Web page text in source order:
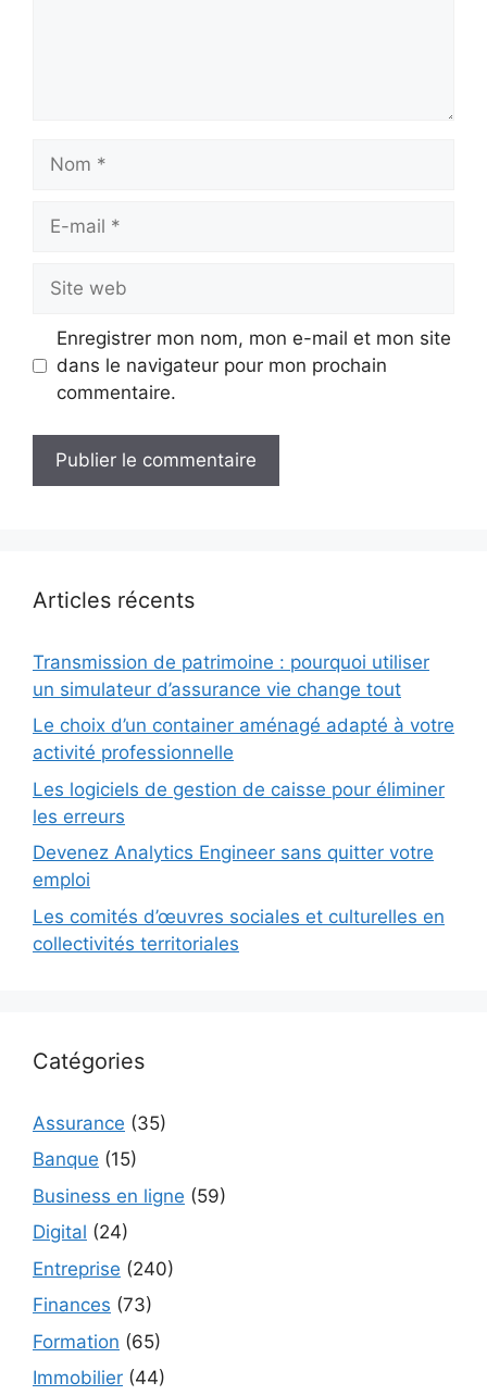
Nom
Site
web
Enregistrer mon nom, mon e-mail et mon site
dans le navigateur pour mon prochain
commentaire.
Articles récents
Transmission de patrimoine : pourquoi utiliser
un simulateur d’assurance vie change tout
Le choix d’un container aménagé adapté à votre
activité professionnelle
Les logiciels de gestion de caisse pour éliminer
les erreurs
Devenez Analytics Engineer sans quitter votre
emploi
Les comités d’œuvres sociales et culturelles en
collectivités territoriales
Catégories
Assurance (35)
Banque (15)
Business en ligne (59)
Digital (24)
Entreprise (240)
Finances (73)
Formation (65)
Immobilier (44)